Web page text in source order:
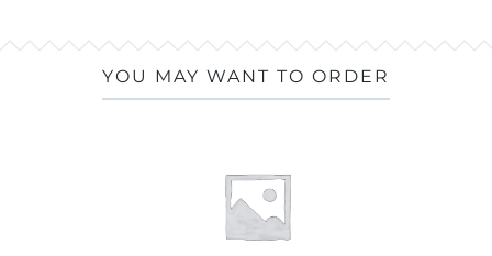
YOU MAY WANT TO ORDER